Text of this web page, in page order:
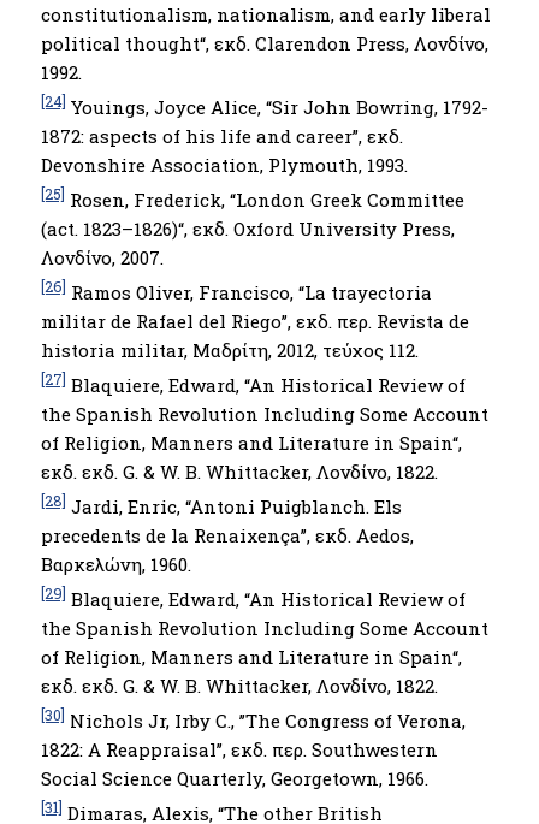
constitutionalism, nationalism, and early liberal
political thought“, εκδ. Clarendon Press, Λονδίνο,
1992.
[24] Youings, Joyce Alice, “Sir John Bowring, 1792-
1872: aspects of his life and career”, εκδ.
Devonshire Association, Plymouth, 1993.
[25] Rosen, Frederick, “London Greek Committee
(act. 1823–1826)“, εκδ. Oxford University Press,
Λονδίνο, 2007.
[26] Ramos Oliver, Francisco, “La trayectoria
militar de Rafael del Riego’’, εκδ. περ. Revista de
historia militar, Μαδρίτη, 2012, τεύχος 112.
[27] Blaquiere, Edward, “An Historical Review of
the Spanish Revolution Including Some Account
of Religion, Manners and Literature in Spain“,
εκδ. εκδ. G. & W. B. Whittacker, Λονδίνο, 1822.
[28] Jardi, Enric, “Antoni Puigblanch. Els
precedents de la Renaixença’’, εκδ. Aedos,
Βαρκελώνη, 1960.
[29] Blaquiere, Edward, “An Historical Review of
the Spanish Revolution Including Some Account
of Religion, Manners and Literature in Spain“,
εκδ. εκδ. G. & W. B. Whittacker, Λονδίνο, 1822.
[30] Nichols Jr, Irby C., ’’The Congress of Verona,
1822: A Reappraisal’’, εκδ. περ. Southwestern
Social Science Quarterly, Georgetown, 1966.
[31] Dimaras, Alexis, “The other British